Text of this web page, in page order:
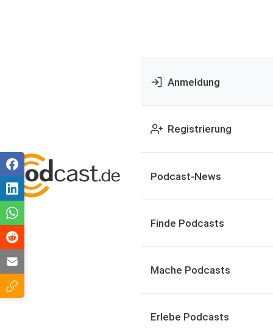
Anmeldung
Registrierung
Podcast-News
Finde Podcasts
Mache Podcasts
Erlebe Podcasts